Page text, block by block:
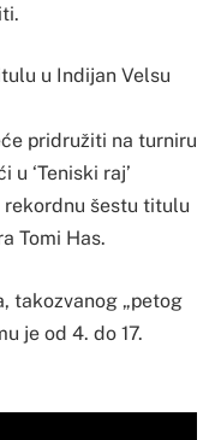
u Indijan Velsu
pridružiti na turniru
‘Teniski raj’
šestu titulu
Tomi Has.
takozvanog „petog
je od 4. do 17.